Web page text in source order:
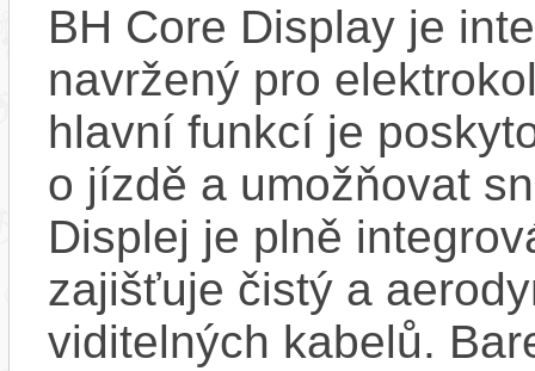
BH Core Display je
navržený pro
hlavní funkcí je
o jízdě a umožňovat
Displej je plně
zajišťuje čistý a
viditelných kabelů.